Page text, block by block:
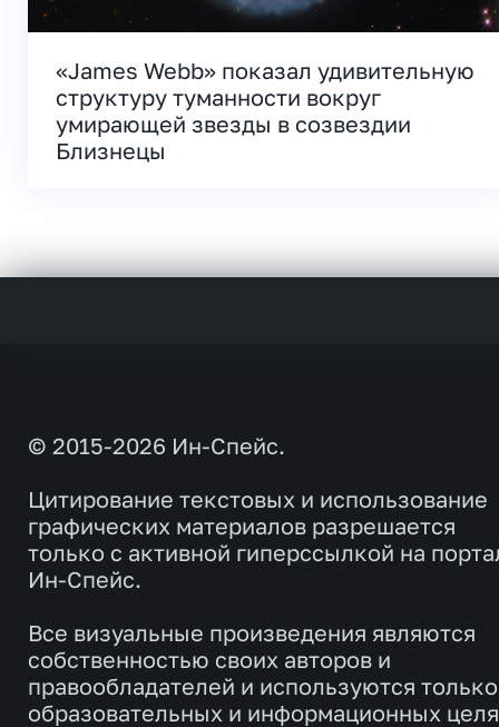
«James Webb» показал удивительную
структуру туманности вокруг
умирающей звезды в созвездии
Близнецы
© 2015-2026 Ин-Спейс.
Цитирование текстовых и использование
графических материалов разрешается
только с активной гиперссылкой на
Ин-Спейс.
Все визуальные произведения являются
собственностью своих авторов и
правообладателей и используются
образовательных и информационных